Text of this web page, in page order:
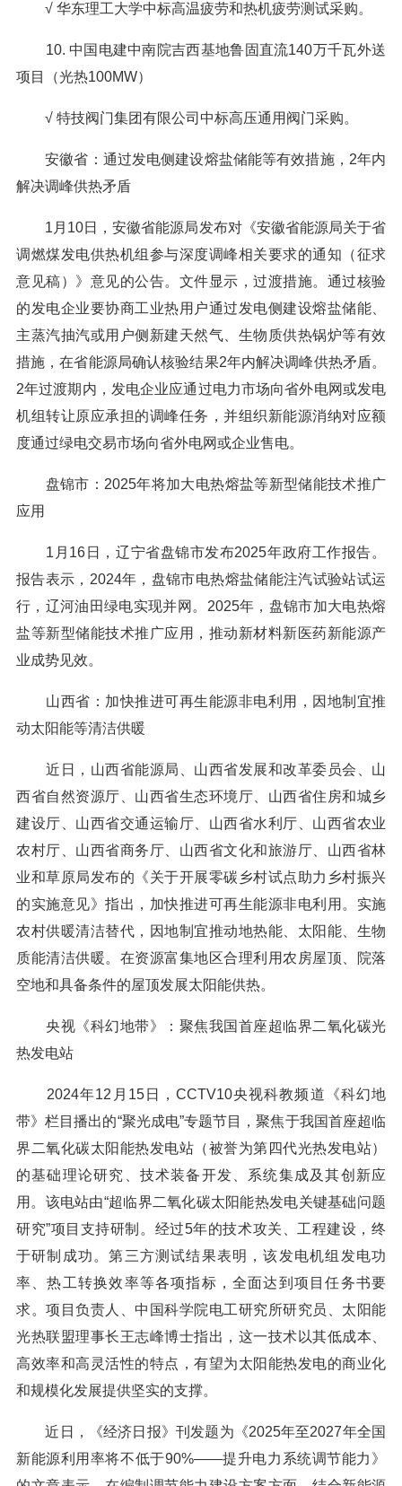
√ 华东理工大学中标高温疲劳和热机疲劳测试采购。
10. 中国电建中南院吉西基地鲁固直流140万千瓦外送
项目（光热100MW）
√ 特技阀门集团有限公司中标高压通用阀门采购。
安徽省：通过发电侧建设熔盐储能等有效措施，2年内
解决调峰供热矛盾
1月10日，安徽省能源局发布对《安徽省能源局关于省
调燃煤发电供热机组参与深度调峰相关要求的通知（征求
意见稿）》意见的公告。文件显示，过渡措施。通过核验
的发电企业要协商工业热用户通过发电侧建设熔盐储能、
主蒸汽抽汽或用户侧新建天然气、生物质供热锅炉等有效
措施，在省能源局确认核验结果2年内解决调峰供热矛盾。
2年过渡期内，发电企业应通过电力市场向省外电网或发电
机组转让原应承担的调峰任务，并组织新能源消纳对应额
度通过绿电交易市场向省外电网或企业售电。
盘锦市：2025年将加大电热熔盐等新型储能技术推广
应用
1月16日，辽宁省盘锦市发布2025年政府工作报告。
报告表示，2024年，盘锦市电热熔盐储能注汽试验站试运
行，辽河油田绿电实现并网。2025年，盘锦市加大电热熔
盐等新型储能技术推广应用，推动新材料新医药新能源产
业成势见效。
山西省：加快推进可再生能源非电利用，因地制宜推
动太阳能等清洁供暖
近日，山西省能源局、山西省发展和改革委员会、山
西省自然资源厅、山西省生态环境厅、山西省住房和城乡
建设厅、山西省交通运输厅、山西省水利厅、山西省农业
农村厅、山西省商务厅、山西省文化和旅游厅、山西省林
业和草原局发布的《关于开展零碳乡村试点助力乡村振兴
的实施意见》指出，加快推进可再生能源非电利用。实施
农村供暖清洁替代，因地制宜推动地热能、太阳能、生物
质能清洁供暖。在资源富集地区合理利用农房屋顶、院落
空地和具备条件的屋顶发展太阳能供热。
央视《科幻地带》：聚焦我国首座超临界二氧化碳光
热发电站
2024年12月15日，CCTV10央视科教频道《科幻地
带》栏目播出的“聚光成电”专题节目，聚焦于我国首座超临
界二氧化碳太阳能热发电站（被誉为第四代光热发电站）
的基础理论研究、技术装备开发、系统集成及其创新应
用。该电站由“超临界二氧化碳太阳能热发电关键基础问题
研究”项目支持研制。经过5年的技术攻关、工程建设，终
于研制成功。第三方测试结果表明，该发电机组发电功
率、热工转换效率等各项指标，全面达到项目任务书要
求。项目负责人、中国科学院电工研究所研究员、太阳能
光热联盟理事长王志峰博士指出，这一技术以其低成本、
高效率和高灵活性的特点，有望为太阳能热发电的商业化
和规模化发展提供坚实的支撑。
近日，《经济日报》刊发题为《2025年至2027年全国
新能源利用率将不低于90%——提升电力系统调节能力》